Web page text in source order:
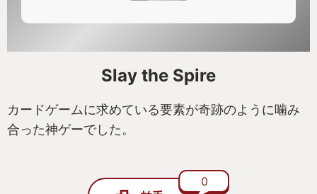
Slay the Spire
カードゲームに求めている要素が奇跡のように噛み
合った神ゲーでした。
0